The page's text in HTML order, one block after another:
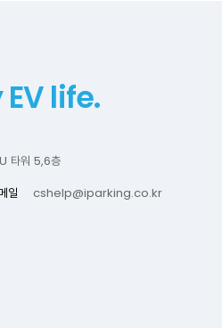
life.
타워 5,6층
일 cshelp@iparking.co.kr